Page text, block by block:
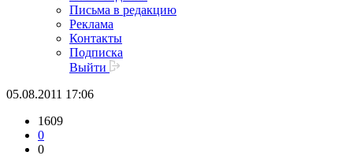
Письма в редакцию
Реклама
Контакты
Подписка
Выйти
05.08.2011 17:06
1609
0
0